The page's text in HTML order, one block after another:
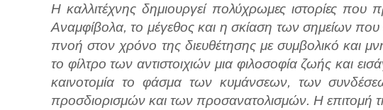
Η καλλιτέχνης δημιουργεί πολύχρωμες ιστορίες που
Αναμφίβολα, το μέγεθος και η σκίαση των σημείων
πνοή στον χρόνο της διευθέτησης με συμβολικό και
το φίλτρο των αντιστοιχιών μια φιλοσοφία ζωής και
καινοτομία το φάσμα των κυμάνσεων, των
προσδιορισμών και των προσανατολισμών. H επιτομή